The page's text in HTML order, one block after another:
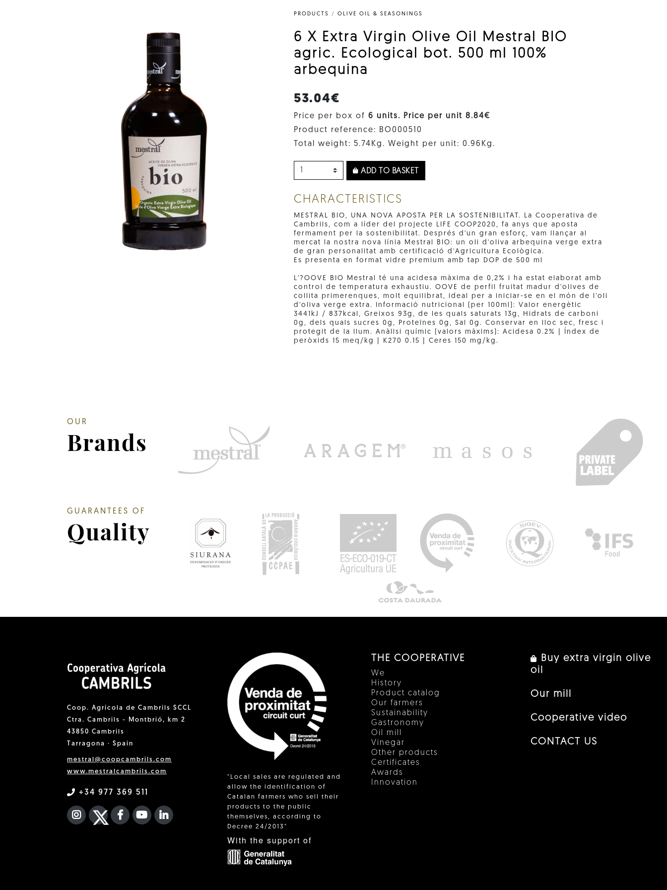
PRODUCTS / OLIVE OIL & SEASONINGS
6 X Extra Virgin Olive Oil Mestral BIO
agric. Ecological bot. 500 ml 100%
arbequina
53.04€
Price per box of 6 units. Price per unit 8.84€
Product reference: BO000510
Total weight: 5.74Kg. Weight per unit: 0.96Kg.
ADD TO BASKET
CHARACTERISTICS
MESTRAL BIO, UNA NOVA APOSTA PER LA SOSTENIBILITAT. La Cooperativa de
Cambrils, com a líder del projecte LIFE COOP2020, fa anys que aposta
fermament per la sostenibilitat. Després d'un gran esforç, vam llançar al
mercat la nostra nova línia Mestral BIO: un oli d'oliva arbequina verge extra
de gran personalitat amb certificació d'Agricultura Ecològica.
Es presenta en format vidre premium amb tap DOP de 500 ml
L'?OOVE BIO Mestral té una acidesa màxima de 0,2% i ha estat elaborat amb
control de temperatura exhaustiu. OOVE de perfil fruitat madur d'olives de
collita primerenques, molt equilibrat, ideal per a iniciar-se en el món de l'oli
d'oliva verge extra. Informació nutricional (per 100ml): Valor energètic
3441kJ / 837kcal, Greixos 93g, de les quals saturats 13g, Hidrats de carboni
0g, dels quals sucres 0g, Proteïnes 0g, Sal 0g. Conservar en lloc sec, fresc i
protegit de la llum. Anàlisi químic (valors màxims): Acidesa 0.2% | Índex de
peròxids 15 meq/kg | K270 0.15 | Ceres 150 mg/kg.
OUR
Brands
GUARANTEES OF
Quality
Coop. Agrícola de Cambrils SCCL
Ctra. Cambrils - Montbrió, km 2
43850 Cambrils
Tarragona · Spain
mestral@coopcambrils.com
www.mestralcambrils.com
+34 977 369 511
INSTAGRAM
TWITTER
FACEBOOK F
YOUTUBEFA LINKEDIN IN
"Local sales are regulated and
allow the identification of
Catalan farmers who sell their
products to the public
themselves, according to
Decree 24/2013"
With the support of
THE COOPERATIVE
We
History
Product catalog
Our farmers
Sustainability
Gastronomy
Oil mill
Vinegar
Other products
Certificates
Awards
Innovation
Buy extra virgin olive
oil
Our mill
Cooperative video
CONTACT US